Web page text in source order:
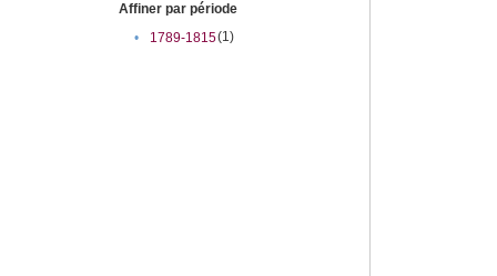
Affiner par période
•
1789-1815(1)